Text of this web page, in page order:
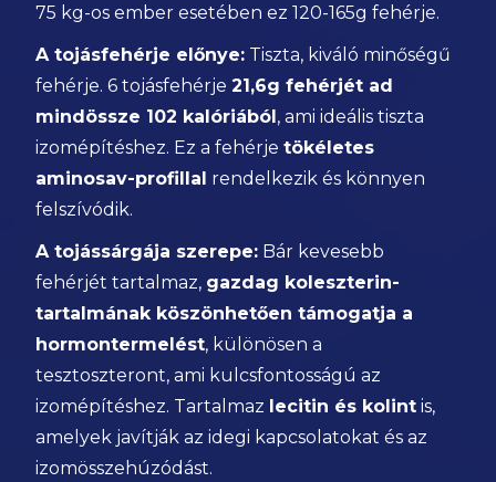
75 kg-os ember esetében ez 120-165g fehérje.
A tojásfehérje előnye: Tiszta, kiváló minőségű
fehérje. 6 tojásfehérje21,6g fehérjét ad
mindössze 102 kalóriából, ami ideális tiszta
izomépítéshez. Ez a fehérjetökéletes
aminosav-profillal rendelkezik és könnyen
felszívódik.
A tojássárgája szerepe: Bár kevesebb
fehérjét tartalmaz, gazdag koleszterin-
tartalmának köszönhetően támogatja a
hormontermelést, különösen a
tesztoszteront, ami kulcsfontosságú az
izomépítéshez. Tartalmaz lecitin és kolint is,
amelyek javítják az idegi kapcsolatokat és az
izomösszehúzódást.